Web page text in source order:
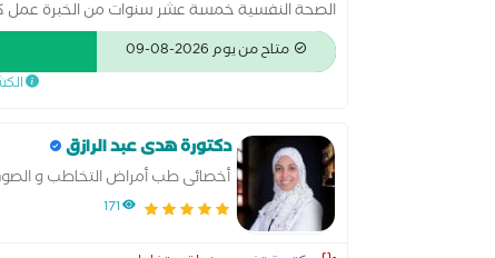
الصحة النفسية خمسة عشر سنوات من الخبرة عمل كل
للذكاء _ اختبار اللغة _اختبار التوحد_اختبارفرط
متاح من يوم 2026-08-09
دكتورة هدى عبد الرازق
أخصائى طب أمراض التخاطب و
171